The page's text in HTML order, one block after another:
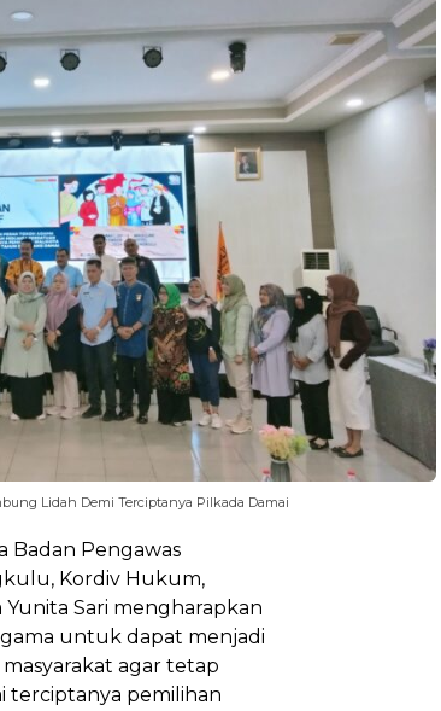
Lidah Demi Terciptanya Pilkada Damai
Badan Pengawas
Kordiv Hukum,
Yunita Sari mengharapkan
untuk dapat menjadi
agar tetap
terciptanya pemilihan